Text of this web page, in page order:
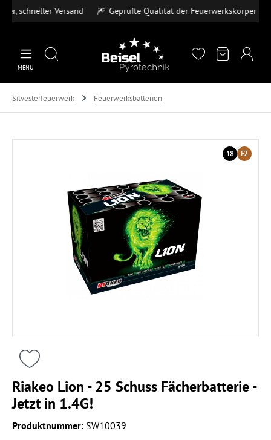
Zum Hauptinhalt springen
schneller Versand 🎆 Geprüfte Qualität der Feuerwerkskörper 💳
MENÜ
Silvesterfeuerwerk Feuerwerksbatterien
18 F2
Riakeo Lion - 25 Schuss Fächerbatterie -
Jetzt in 1.4G!
Produktnummer: SW10039